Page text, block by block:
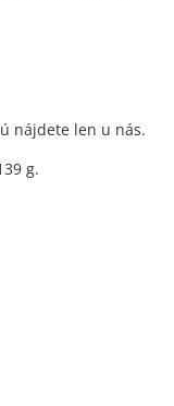
nájdete len u nás.
g.